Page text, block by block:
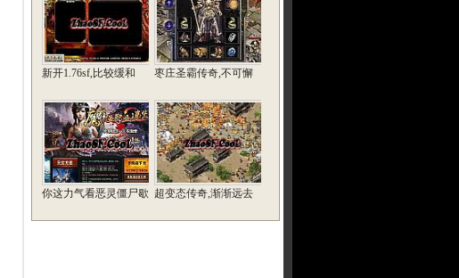
新开1.76sf,比较缓和 枣庄圣霸传奇,不可懈
你这力气看恶灵僵尸歇 超变态传奇,渐渐远去